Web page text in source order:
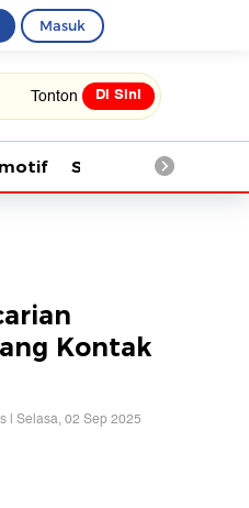
Masuk
kabar terbaru PIALA DUNIA 2026
Di Sini
Saintek
Kontak
| Selasa, 02 Sep 2025